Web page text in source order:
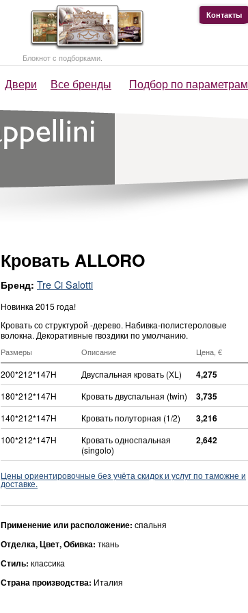
Двери Все бренды Подбор по параметрам
Контакты
Блокнот с подборками.
Кровать ALLORO
Бренд: Tre Ci Salotti
Новинка 2015 года!
Кровать со структурой -дерево. Набивка-полистероловые
волокна. Декоративные гвоздики по умолчанию.
Размеры Описание Цена, €
200*212*147Н Двуспальная кровать (ХL) 4,275
180*212*147Н Кровать двуспальная (twin) 3,735
140*212*147Н Кровать полуторная (1/2) 3,216
100*212*147Н
Кровать односпальная
(singolo)
2,642
Цены ориентировочные без учёта скидок и услуг по таможне и
доставке.
Применение или расположение: спальня
Отделка, Цвет, Обивка: ткань
Стиль: классика
Страна производства: Италия